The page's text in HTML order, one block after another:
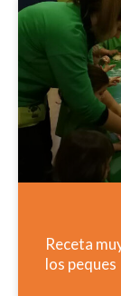
Receta
los peques